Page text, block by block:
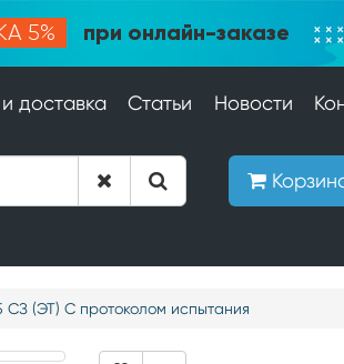
5% при онлайн-заказе
доставка Статьи Новости
(ЭТ) С протоколом испытания